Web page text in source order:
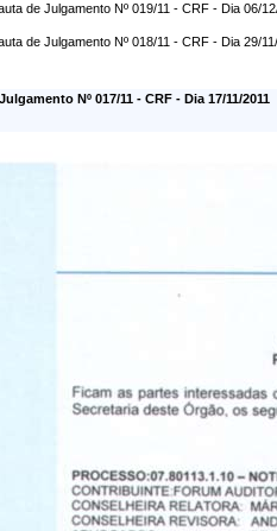
de Julgamento Nº 019/11 - CRF - Dia 06/
de Julgamento Nº 018/11 - CRF - Dia 29/
Nº 017/11 - CRF - Dia 17/11/2011